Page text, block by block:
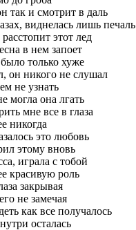
так и смотрит в даль
виднелась лишь печаль
этот лед
в нем запоет
только хуже
он никого не слушал
не узнать
могла она лгать
мне все в глаза
никогда
это любовь
этому вновь
играла с тобой
красивую роль
закрывая
не замечая
как все получалось
осталась